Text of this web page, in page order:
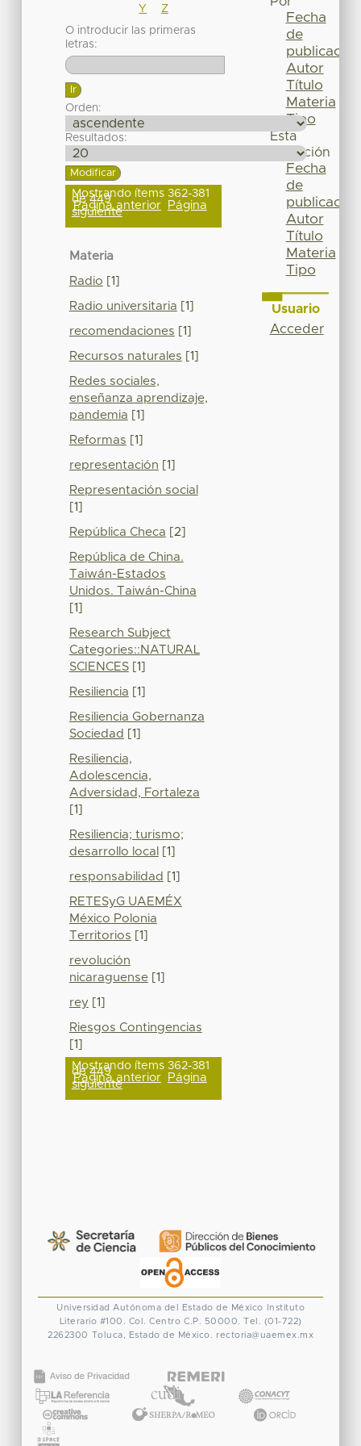
Y
Z
O introducir las primeras
letras:
Orden:
Resultados:
Mostrando ítems 362-381
de 449
Página anterior Página
siguiente
Materia
Radio [1]
Radio universitaria [1]
recomendaciones [1]
Recursos naturales [1]
Redes sociales,
enseñanza aprendizaje,
pandemia [1]
Reformas [1]
representación [1]
Representación social
[1]
República Checa [2]
República de China.
Taiwán-Estados
Unidos. Taiwán-China
[1]
Research Subject
Categories::NATURAL
SCIENCES[1]
Resiliencia [1]
Resiliencia Gobernanza
Sociedad [1]
Resiliencia,
Adolescencia,
Adversidad, Fortaleza
[1]
Resiliencia; turismo;
desarrollo local
[1]
responsabilidad [1]
RETESyG UAEMÉX
México Polonia
Territorios [1]
revolución
nicaraguense[1]
rey[1]
Riesgos Contingencias
[1]
Mostrando ítems 362-381
de 449
Página anterior Página
siguiente
Fecha
de
publicación
Autor
Título
Materia
Tipo
Esta
colección
Fecha
de
publicación
Autor
Título
Materia
Tipo
Usuario
Acceder
Universidad Autónoma del Estado de México
Instituto
Literario #100. Col. Centro C.P. 50000. Tel. (01-722)
2262300 Toluca, Estado de México. rectoria@uaemex.mx